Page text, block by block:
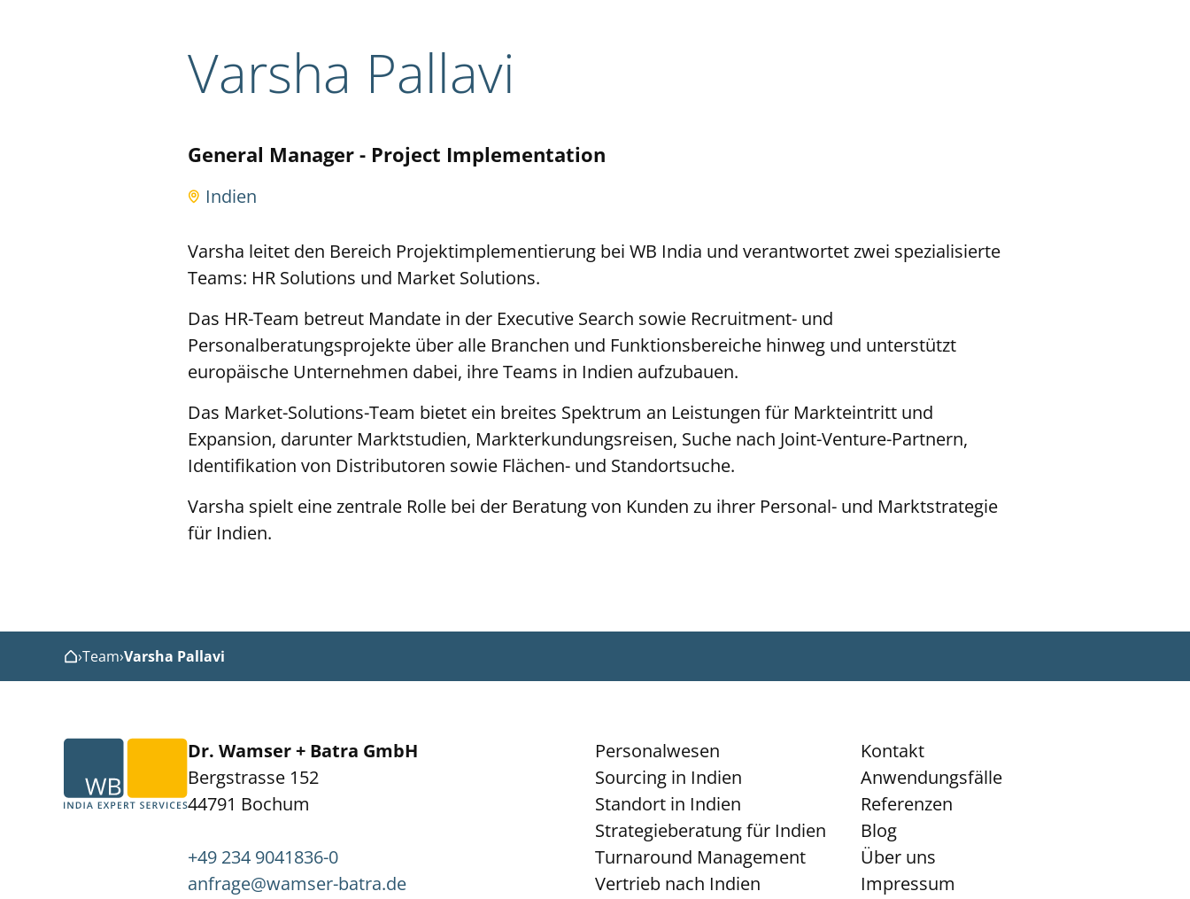
Varsha Pallavi
General Manager - Project Implementation
Indien
Varsha leitet den Bereich Projektimplementierung bei WB India und verantwortet zwei spezialisierte
Teams: HR Solutions und Market Solutions.
Das HR-Team betreut Mandate in der Executive Search sowie Recruitment- und
Personalberatungsprojekte über alle Branchen und Funktionsbereiche hinweg und unterstützt
europäische Unternehmen dabei, ihre Teams in Indien aufzubauen.
Das Market-Solutions-Team bietet ein breites Spektrum an Leistungen für Markteintritt und
Expansion, darunter Marktstudien, Markterkundungsreisen, Suche nach Joint-Venture-Partnern,
Identifikation von Distributoren sowie Flächen- und Standortsuche.
Varsha spielt eine zentrale Rolle bei der Beratung von Kunden zu ihrer Personal- und Marktstrategie
für Indien.
Home
›Team›Varsha Pallavi
Dr. Wamser + Batra GmbH
Bergstrasse 152
44791 Bochum
+49 234 9041836-0
anfrage@wamser-batra.de
Personalwesen
Sourcing in Indien
Standort in Indien
Strategieberatung für Indien
Turnaround Management
Vertrieb nach Indien
Kontakt
Anwendungsfälle
Referenzen
Blog
Über uns
Impressum